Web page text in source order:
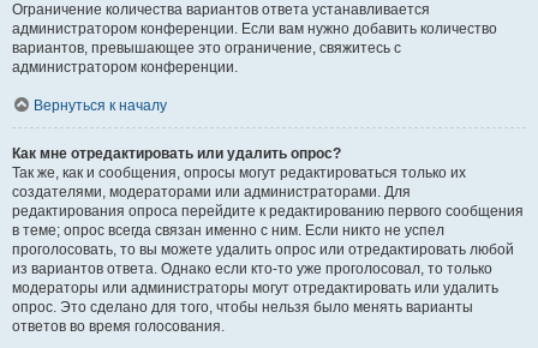
Ограничение количества вариантов ответа устанавливается
администратором конференции. Если вам нужно добавить количество
вариантов, превышающее это ограничение, свяжитесь с
администратором конференции.
Вернуться к началу
Как мне отредактировать или удалить опрос?
Так же, как и сообщения, опросы могут редактироваться только их
создателями, модераторами или администраторами. Для
редактирования опроса перейдите к редактированию первого сообщения
в теме; опрос всегда связан именно с ним. Если никто не успел
проголосовать, то вы можете удалить опрос или отредактировать любой
из вариантов ответа. Однако если кто-то уже проголосовал, то только
модераторы или администраторы могут отредактировать или удалить
опрос. Это сделано для того, чтобы нельзя было менять варианты
ответов во время голосования.